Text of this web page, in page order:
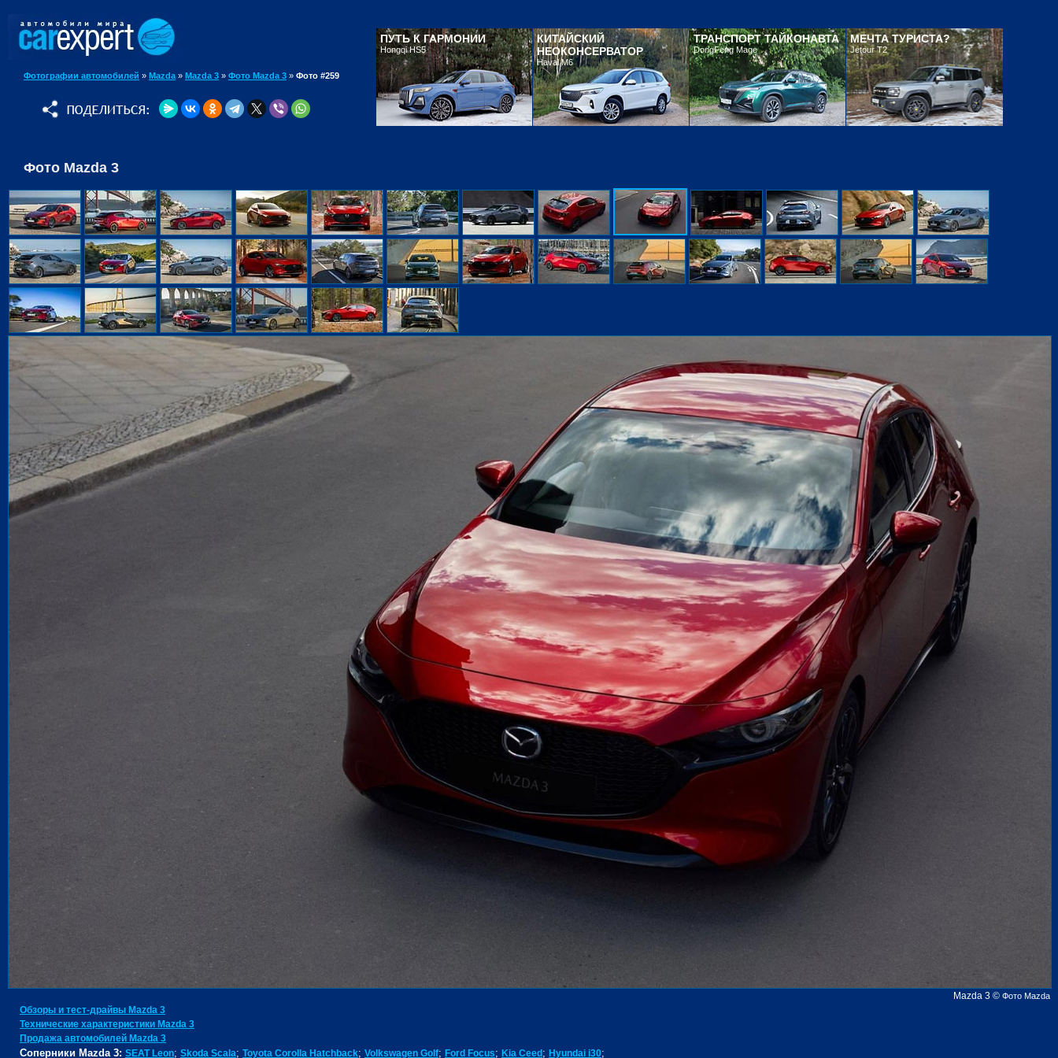
Фотографии автомобилей » Mazda » Mazda 3 » Фото Mazda 3 » Фото #259
ПУТЬ К ГАРМОНИИ
Hongqi HS5
КИТАЙСКИЙ
НЕОКОНСЕРВАТОР
Haval M6
ТРАНСПОРТ ТАЙКОНАВТА
DongFeng Mage
МЕЧТА ТУРИСТА?
Jetour T2
Фото Mazda 3
Mazda 3 © Фото Mazda
Обзоры и тест-драйвы Mazda 3
Технические характеристики Mazda 3
Продажа автомобилей Mazda 3
Соперники Mazda 3: SEAT Leon; Skoda Scala; Toyota Corolla Hatchback; Volkswagen Golf; Ford Focus; Kia Ceed; Hyundai i30;